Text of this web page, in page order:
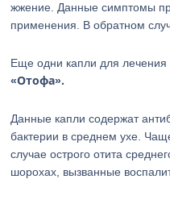
жжение. Данные симптомы
применения. В обратном
Еще одни капли для лечения
«Отофа».
Данные капли содержат
бактерии в среднем ухе.
случае острого отита
шорохах, вызванные